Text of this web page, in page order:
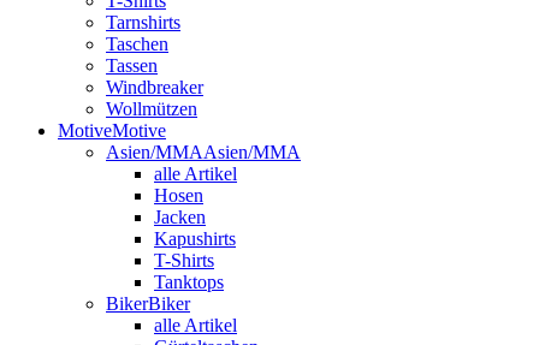
Tarnshirts
Taschen
Tassen
Windbreaker
Wollmützen
MotiveMotive
Asien/MMAAsien/MMA
alle Artikel
Hosen
Jacken
Kapushirts
T-Shirts
Tanktops
BikerBiker
alle Artikel